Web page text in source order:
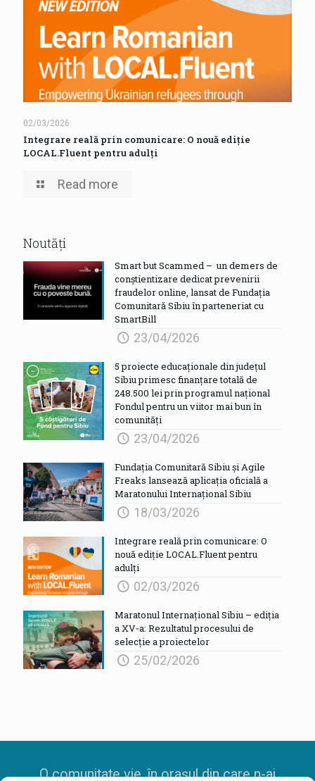
02/03/2026
Integrare reală prin comunicare: O nouă ediție
LOCAL.Fluent pentru adulți
Read more
Noutăți
Smart but Scammed – un demers de
conștientizare dedicat prevenirii
fraudelor online, lansat de Fundația
Comunitară Sibiu în parteneriat cu
SmartBill
23/04/2026
5 proiecte educaționale din județul
Sibiu primesc finanțare totală de
248.500 lei prin programul național
Fondul pentru un viitor mai bun în
comunități
23/04/2026
Fundația Comunitară Sibiu și Agile
Freaks lansează aplicația oficială a
Maratonului Internațional Sibiu
18/03/2026
Integrare reală prin comunicare: O
nouă ediție LOCAL.Fluent pentru
adulți
02/03/2026
Maratonul Internațional Sibiu – ediția
a XV‑a: Rezultatul procesului de
selecție a proiectelor
25/02/2026
O comunitate vie, în orașul din care n-ai